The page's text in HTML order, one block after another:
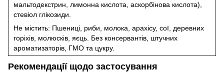
мальтодекстрин, лимонна кислота, аскорбінова кислота),
стевіол глікозиди.
Не містить: Пшениці, риби, молока, арахісу, сої, деревних
горіхів, молюсків, яєць. Без консервантів, штучних
ароматизаторів, ГМО та цукру.
Рекомендації щодо застосування